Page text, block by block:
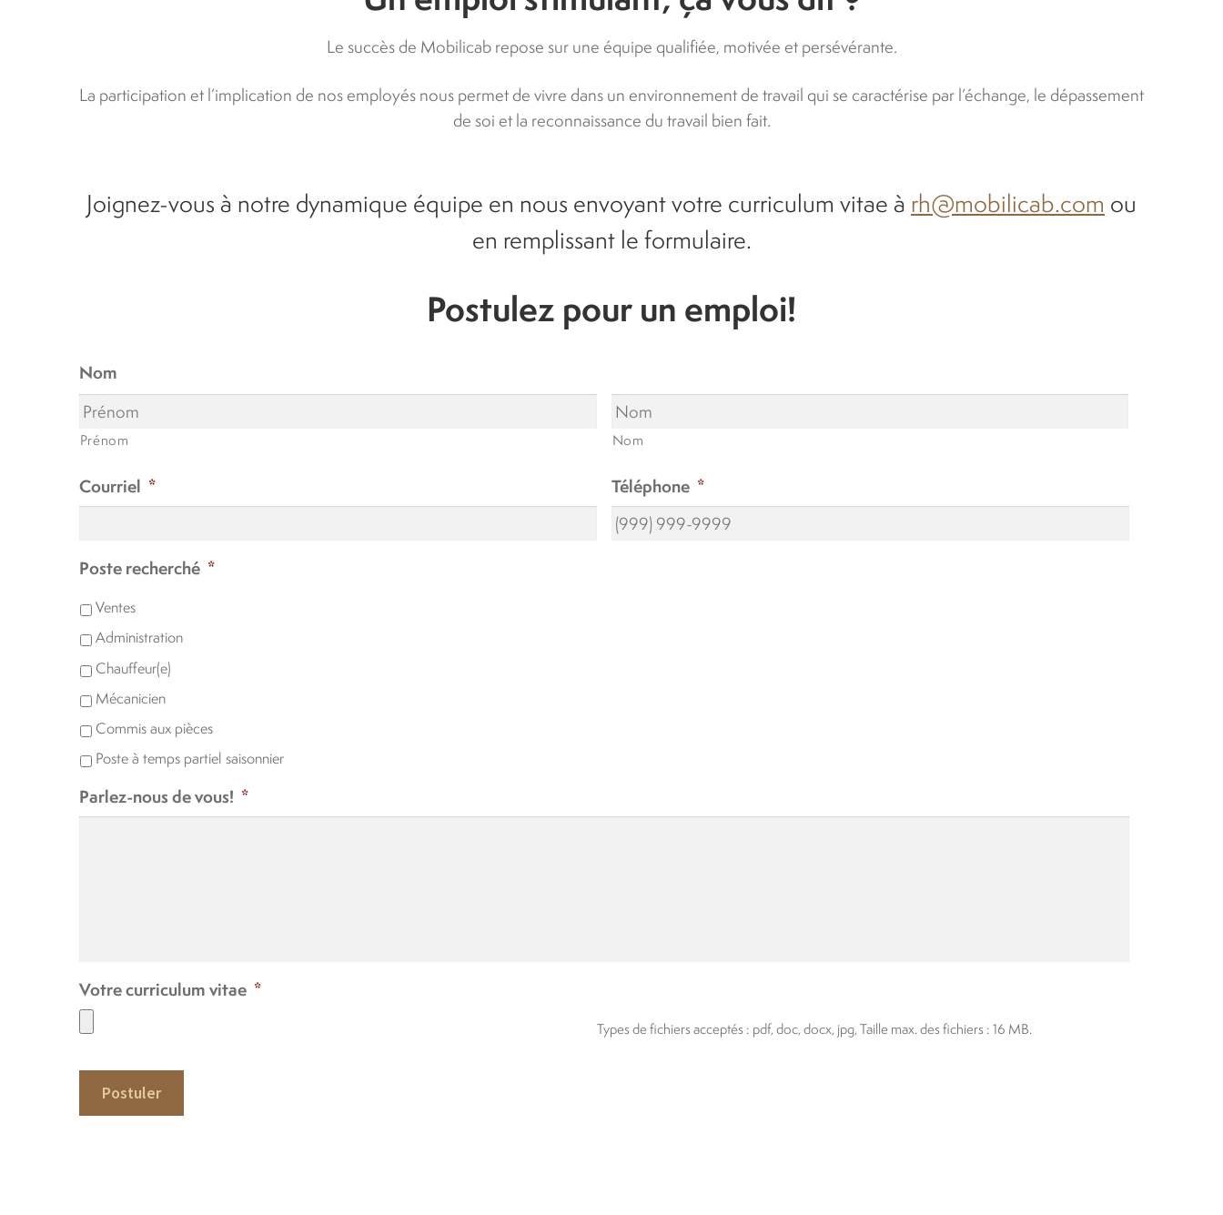
Le succès de Mobilicab repose sur une équipe qualifiée, motivée et persévérante.
La participation et l’implication de nos employés nous permet de vivre dans un environnement de travail qui se caractérise par l’échange, le dépassement
de soi et la reconnaissance du travail bien fait.
Joignez-vous à notre dynamique équipe en nous envoyant votre curriculum vitae à rh@mobilicab.com ou
en remplissant le formulaire.
Postulez pour un emploi!
Nom
Prénom Nom
Courriel * Téléphone *
Poste recherché *
Ventes
Administration
Chauffeur(e)
Mécanicien
Commis aux pièces
Poste à temps partiel saisonnier
Parlez-nous de vous! *
Votre curriculum vitae *
Types de fichiers acceptés : pdf, doc, docx, jpg, Taille max. des fichiers : 16 MB.
Postuler